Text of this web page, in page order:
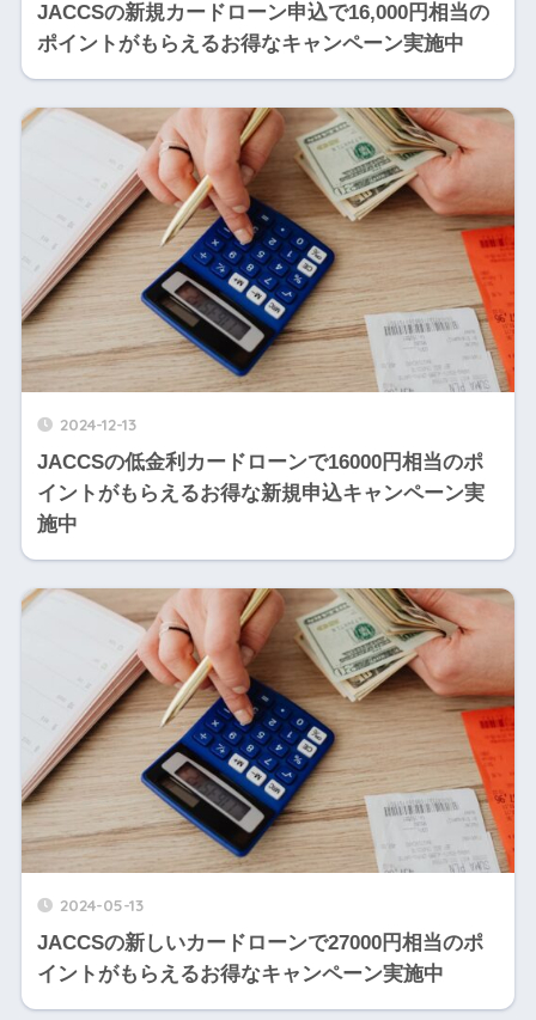
JACCSの新規カードローン申込で16,000円相当の
ポイントがもらえるお得なキャンペーン実施中
2024-12-13
JACCSの低金利カードローンで16000円相当のポ
イントがもらえるお得な新規申込キャンペーン実
施中
2024-05-13
JACCSの新しいカードローンで27000円相当のポ
イントがもらえるお得なキャンペーン実施中